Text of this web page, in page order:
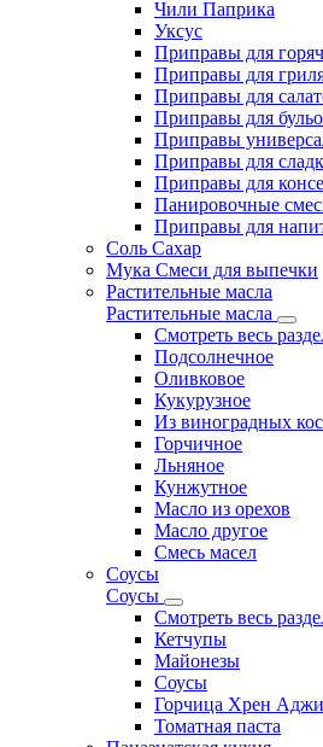
Чили Паприка
Уксус
Приправы для
Приправы для
Приправы для
Приправы для
Приправы
Приправы для
Приправы для
Панировочные
Приправы для
Соль Сахар
Мука Смеси для выпечки
Растительные масла
Растительные масла
Смотреть весь
Подсолнечное
Оливковое
Кукурузное
Из виноградных
Горчичное
Льняное
Кунжутное
Масло из орехов
Масло другое
Смесь масел
Соусы
Соусы
Смотреть весь
Кетчупы
Майонезы
Соусы
Горчица Хрен
Томатная паста